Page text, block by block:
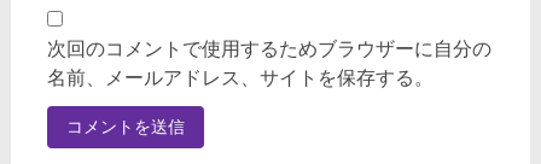
次回のコメントで使用するためブラウザーに自分の
名前、メールアドレス、サイトを保存する。